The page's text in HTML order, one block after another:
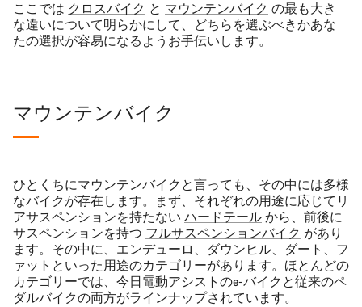
ここでは クロスバイク と マウンテンバイク の最も大き
な違いについて明らかにして、どちらを選ぶべきかあな
たの選択が容易になるようお手伝いします。
マウンテンバイク
ひとくちにマウンテンバイクと言っても、その中には多様
なバイクが存在します。まず、それぞれの用途に応じてリ
アサスペンションを持たない ハードテール から、前後に
サスペンションを持つ フルサスペンションバイク があり
ます。その中に、エンデューロ、ダウンヒル、ダート、フ
ァットといった用途のカテゴリーがあります。ほとんどの
カテゴリーでは、今日電動アシストのe-バイクと従来のペ
ダルバイクの両方がラインナップされています。